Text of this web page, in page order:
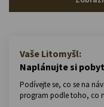
Vaše Litomyšl:
Naplánujte si pobyt
Podívejte se, co se na
program podle toho, co